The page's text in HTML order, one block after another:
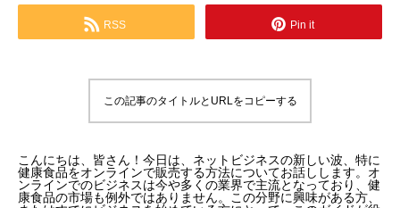
RSS Pin it
この記事のタイトルとURLをコピーする
こんにちは、皆さん！今日は、ネットビジネスの新しい波、特に
健康食品をオンラインで販売する方法についてお話しします。オ
ンラインでのビジネスは今や多くの業界で主流となっており、健
康食品の市場も例外ではありません。この分野に興味がある方、